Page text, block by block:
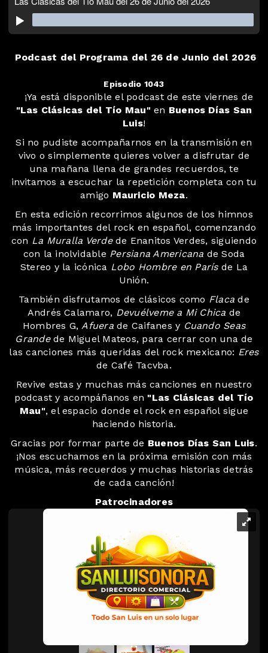
Podcast del Programa del 26 de Junio del 2026
Episodio 1043
️ ️ ️ ¡Ya está disponible el podcast de este viernes de
"Las Clásicas del Tío Mau"en Buenos Días San
Luis!
Si no pudiste acompañarnos en la transmisión en
vivo o simplemente quieres volver a disfrutar de
una mañana llena de grandes recuerdos, te
invitamos a escuchar la repetición completa con tu
amigo Mauricio Meza.
En esta edición recorrimos algunos de los himnos
más importantes del rock en español, comenzando
con La Muralla Verdede Enanitos Verdes, siguiendo
con la inolvidable Persiana Americana de Soda
Stereo y la icónica Lobo Hombre en Parísde La
Unión.
También disfrutamos de clásicos como Flaca de
Andrés Calamaro, Devuélveme a Mi Chica de
Hombres G,Afuerade Caifanes y Cuando Seas
Grandede Miguel Mateos, para cerrar con una de
las canciones más queridas del rock mexicano: Eres
de Café Tacvba.
Revive estas y muchas más canciones en nuestro
podcast y acompáñanos en "Las Clásicas del Tío
Mau", el espacio donde el rock en español sigue
haciendo historia.
Gracias por formar parte de Buenos Días San Luis.
¡Nos escuchamos en la próxima emisión con más
música, más recuerdos y muchas historias detrás
de cada canción!
Patrocinadores